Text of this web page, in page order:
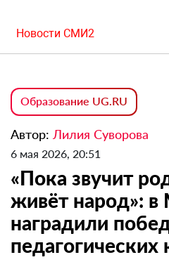
Новости СМИ2
Образование UG.RU
Автор: Лилия Суворова
6 мая 2026, 20:51
«Пока звучит
живёт народ»:
наградили
педагогических